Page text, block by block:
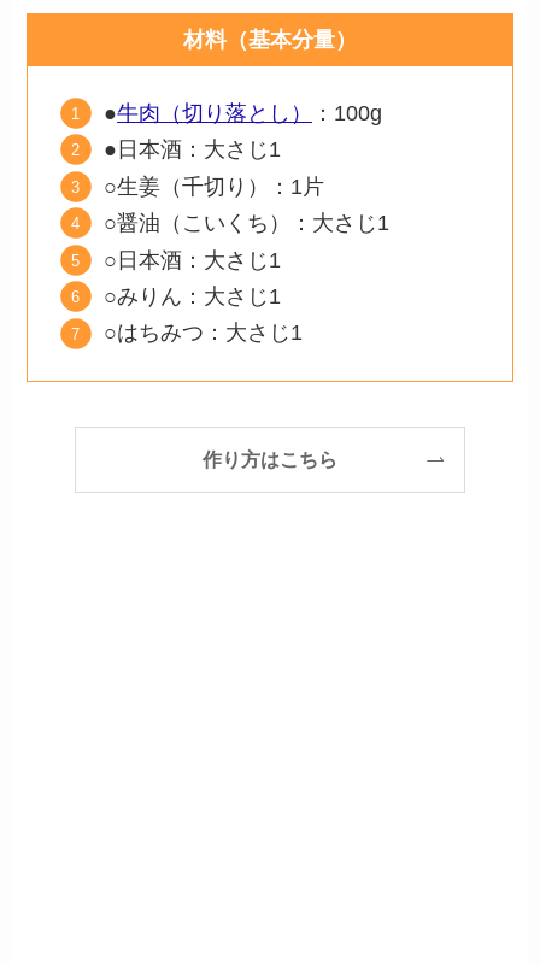
材料（基本分量）
●牛肉（切り落とし）
：100g
●日本酒：大さじ1
○生姜（千切り）：1片
○醤油（こいくち）：大さじ1
○日本酒：大さじ1
○みりん：大さじ1
○はちみつ：大さじ1
作り方はこちら